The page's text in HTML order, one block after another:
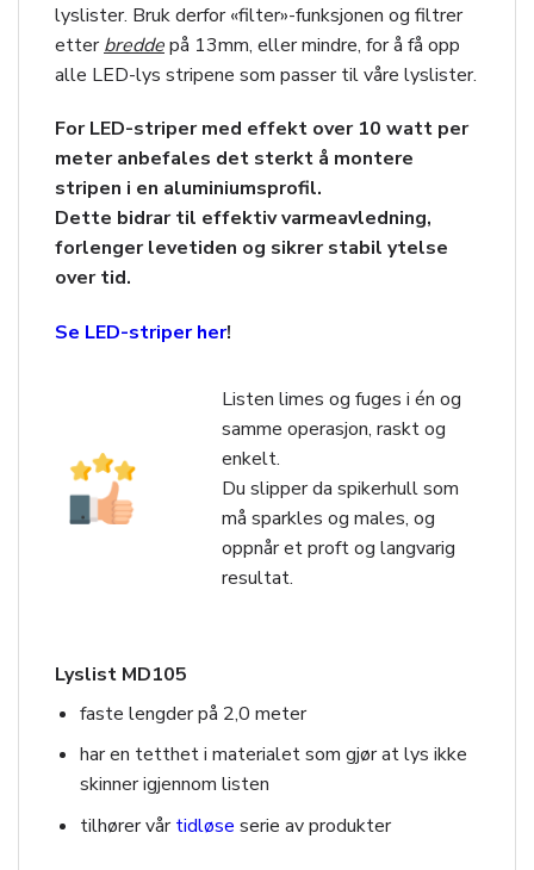
lyslister. Bruk derfor «filter»-funksjonen og filtrer
etterbreddepå 13mm, eller mindre, for å få opp
alle LED-lys stripene som passer til våre lyslister.
For LED-striper med effekt over 10 watt per
meter anbefales det sterkt å montere
stripen i en aluminiumsprofil.
Dette bidrar til effektiv varmeavledning,
forlenger levetiden og sikrer stabil ytelse
over tid.
Se LED-striper her!
Listen limes og fuges i én og
samme operasjon, raskt og
enkelt.
Du slipper da spikerhull som
må sparkles og males, og
oppnår et proft og langvarig
resultat.
Lyslist MD105
faste lengder på 2,0 meter
har en tetthet i materialet som gjør at lys ikke
skinner igjennom listen
tilhører vårtidløse serie av produkter